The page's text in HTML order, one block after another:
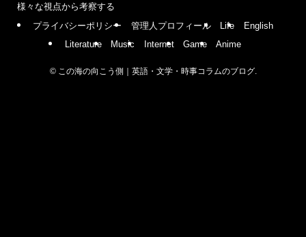
様々な視点から考察する
プライバシーポリシー
管理人プロフィール Life
English
Literature
Music Internet Game Anime
©この海の向こう側｜英語・文学・時事コラムのブログ.